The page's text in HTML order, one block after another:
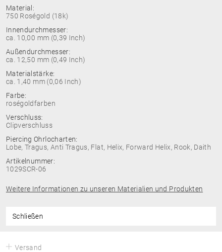
Material:
750 Roségold (18k)
Innendurchmesser:
ca. 10,00 mm (0,39 Inch)
Außendurchmesser:
ca. 12,50 mm (0,49 Inch)
Materialstärke:
ca. 1,40 mm (0,06 Inch)
Farbe:
roségoldfarben
Verschluss:
Clipverschluss
Piercing Ohrlocharten:
Lobe, Tragus, Anti Tragus, Flat, Helix, Forward Helix, Rook, Daith
Artikelnummer:
1029SCR-06
Weitere Informationen zu unseren Materialien und Produkten
Schließen
Versand